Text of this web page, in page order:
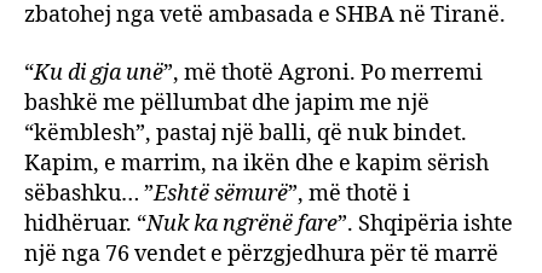
zbatohej nga vetë ambasada e SHBA në Tiranë.
“Ku di gja unë”, më thotë Agroni. Po merremi
bashkë me pëllumbat dhe japim me një
“këmblesh”, pastaj një balli, që nuk bindet.
Kapim, e marrim, na ikën dhe e kapim sërish
sëbashku… ”Eshtë sëmurë”, më thotë i
hidhëruar. “Nuk ka ngrënë fare”. Shqipëria ishte
një nga 76 vendet e përzgjedhura për të marrë